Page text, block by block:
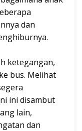
dan
ketegangan,
bus. Melihat
ini disambut
lain,
dan